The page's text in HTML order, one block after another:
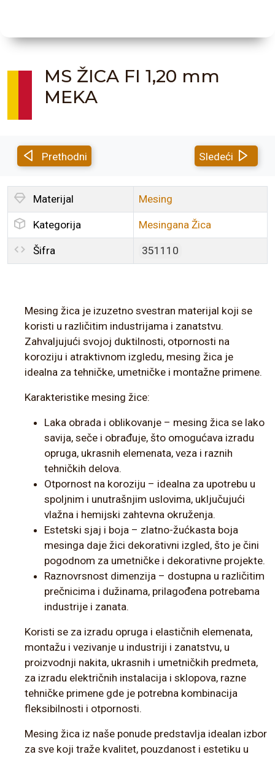
MS ŽICA FI 1,20 mm
MEKA
Prethodni Sledeći
Materijal Mesing
Kategorija Mesingana Žica
Šifra 351110
Mesing žica je izuzetno svestran materijal koji se
koristi u različitim industrijama i zanatstvu.
Zahvaljujući svojoj duktilnosti, otpornosti na
koroziju i atraktivnom izgledu, mesing žica je
idealna za tehničke, umetničke i montažne primene.
Karakteristike mesing žice:
Laka obrada i oblikovanje – mesing žica se lako
savija, seče i obrađuje, što omogućava izradu
opruga, ukrasnih elemenata, veza i raznih
tehničkih delova.
Otpornost na koroziju – idealna za upotrebu u
spoljnim i unutrašnjim uslovima, uključujući
vlažna i hemijski zahtevna okruženja.
Estetski sjaj i boja – zlatno-žućkasta boja
mesinga daje žici dekorativni izgled, što je čini
pogodnom za umetničke i dekorativne projekte.
Raznovrsnost dimenzija – dostupna u različitim
prečnicima i dužinama, prilagođena potrebama
industrije i zanata.
Koristi se za izradu opruga i elastičnih elemenata,
montažu i vezivanje u industriji i zanatstvu, u
proizvodnji nakita, ukrasnih i umetničkih predmeta,
za izradu električnih instalacija i sklopova, razne
tehničke primene gde je potrebna kombinacija
fleksibilnosti i otpornosti.
Mesing žica iz naše ponude predstavlja idealan izbor
za sve koji traže kvalitet, pouzdanost i estetiku u